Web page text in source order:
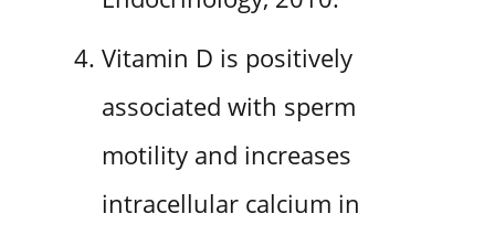
Vitamin D is positively
associated with sperm
motility and increases
intracellular calcium in